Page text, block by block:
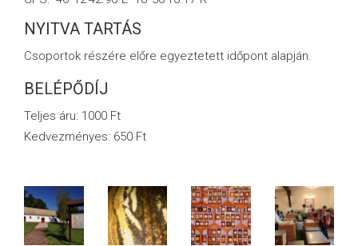
NYITVA TARTÁS
Csoportok részére előre egyeztetett időpont alapján.
BELÉPŐDÍJ
Teljes áru: 1000 Ft
Kedvezményes: 650 Ft